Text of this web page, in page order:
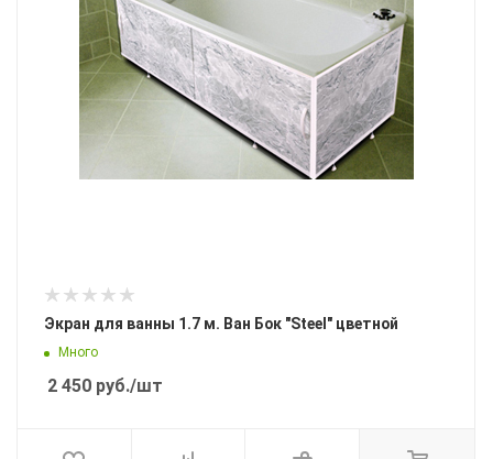
Экран для ванны 1.7 м. Ван Бок "Steel" цветной
Много
2 450 руб./шт